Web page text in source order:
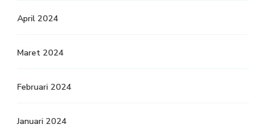
April 2024
Maret 2024
Februari 2024
Januari 2024